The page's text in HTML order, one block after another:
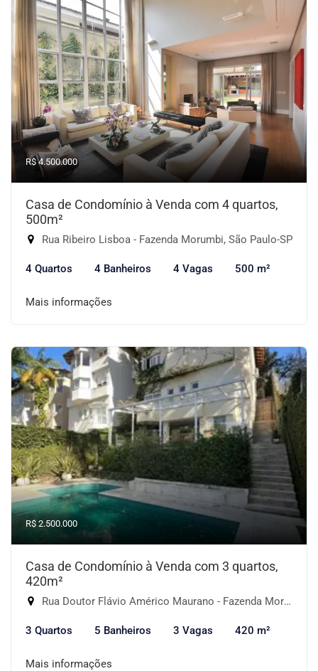
R$ 4.500.000
Casa de Condomínio à Venda com 4 quartos,
500m²
Rua Ribeiro Lisboa - Fazenda Morumbi, São Paulo-SP
4 Quartos 4 Banheiros 4 Vagas 500 m²
Mais informações
R$ 2.500.000
Casa de Condomínio à Venda com 3 quartos,
420m²
Rua Doutor Flávio Américo Maurano - Fazenda Morumbi, São Paulo-SP
3 Quartos 5 Banheiros 3 Vagas 420 m²
Mais informações